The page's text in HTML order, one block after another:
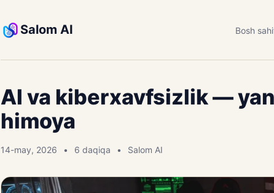
Salom AI Bosh
AI va kiberxavfsizlik —
himoya
14-may, 2026 6 daqiqa Salom AI